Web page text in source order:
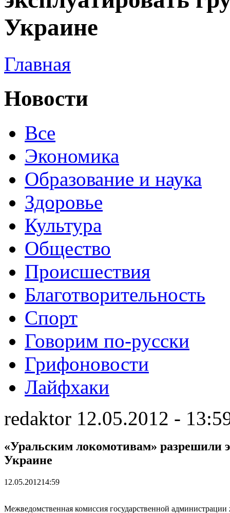
Украине
Главная
Новости
Все
Экономика
Образование и наука
Здоровье
Культура
Общество
Происшествия
Благотворительность
Спорт
Говорим по-русски
Грифоновости
Лайфхаки
redaktor 12.05.2012 -
«Уральским локомотивам» разрешили
Украине
12.05.201214:59
Межведомственная комиссия государственной